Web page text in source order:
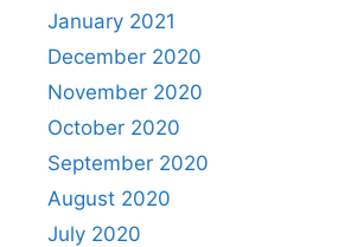
January 2021
December 2020
November 2020
October 2020
September 2020
August 2020
July 2020